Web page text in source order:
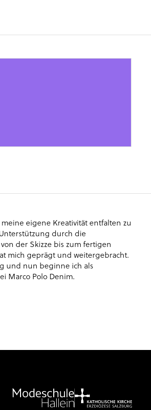
eigene Kreativität entfalten zu
durch die
der Skizze bis zum fertigen
mich geprägt und weitergebracht.
und nun beginne ich als
Marco Polo Denim.